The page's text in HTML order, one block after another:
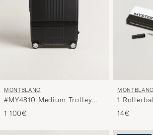
MONTBLANC
#MY4810 Medium Trolley
Black
1 100€
MONTBLANC
1
System
14€